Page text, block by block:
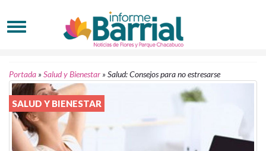
Portada »Salud y Bienestar »Salud: Consejos para no estresarse
SALUD Y BIENESTAR